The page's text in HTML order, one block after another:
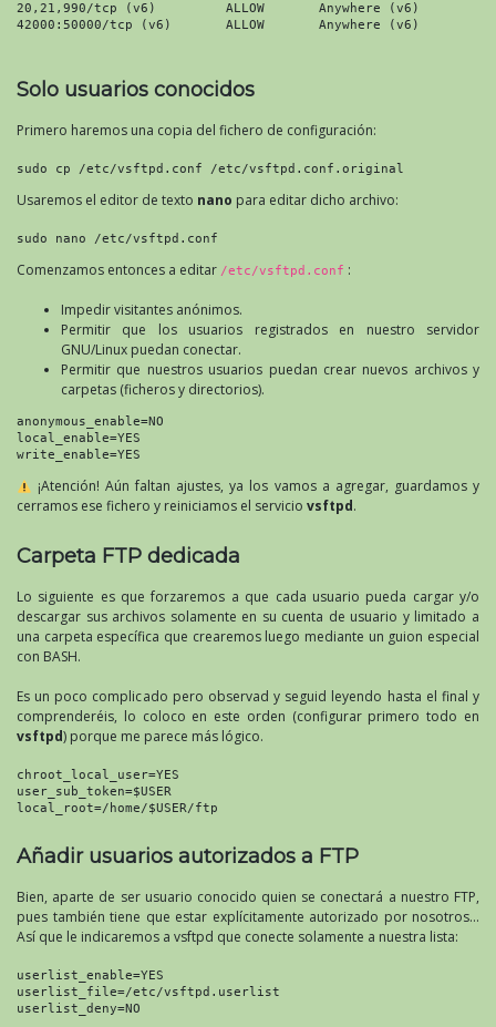
20,21,990/tcp (v6)         ALLOW       Anywhere (v6)
42000:50000/tcp (v6)       ALLOW       Anywhere (v6)
Solo usuarios conocidos
Primero haremos una copia del fichero de configuración:
sudo cp /etc/vsftpd.conf /etc/vsftpd.conf.original
Usaremos el editor de texto nano para editar dicho archivo:
sudo nano /etc/vsftpd.conf
Comenzamos entonces a editar /etc/vsftpd.conf :
Impedir visitantes anónimos.
Permitir que los usuarios registrados en nuestro servidor
GNU/Linux puedan conectar.
Permitir que nuestros usuarios puedan crear nuevos archivos y
carpetas (ficheros y directorios).
anonymous_enable=NO
local_enable=YES
write_enable=YES
¡Atención! Aún faltan ajustes, ya los vamos a agregar, guardamos y
cerramos ese fichero y reiniciamos el servicio vsftpd.
Carpeta FTP dedicada
Lo siguiente es que forzaremos a que cada usuario pueda cargar y/o
descargar sus archivos solamente en su cuenta de usuario y limitado a
una carpeta específica que crearemos luego mediante un guion especial
con BASH.
Es un poco complicado pero observad y seguid leyendo hasta el final y
comprenderéis, lo coloco en este orden (configurar primero todo en
vsftpd) porque me parece más lógico.
chroot_local_user=YES
user_sub_token=$USER
local_root=/home/$USER/ftp
Añadir usuarios autorizados a FTP
Bien, aparte de ser usuario conocido quien se conectará a nuestro FTP,
pues también tiene que estar explícitamente autorizado por nosotros…
Así que le indicaremos a vsftpd que conecte solamente a nuestra lista:
userlist_enable=YES
userlist_file=/etc/vsftpd.userlist
userlist_deny=NO